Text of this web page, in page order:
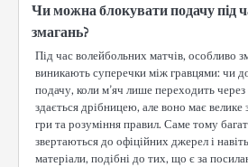
Чи можна блокувати подачу під
змагань?
Під час волейбольних матчів, особливо
виникають суперечки між гравцями: чи
подачу, коли м’яч лише переходить
здається дрібницею, але воно має велике
гри та розуміння правил. Саме тому
звертаються до офіційних джерел і
матеріали, подібні до тих, що є за